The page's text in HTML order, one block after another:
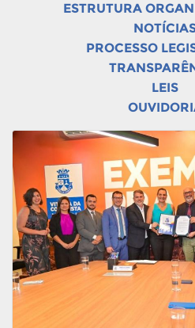
ESTRUTURA
PROCESSO
LEIS